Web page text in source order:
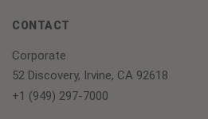
CONTACT
Corporate
52 Discovery, Irvine, CA 92618
+1 (949) 297-7000